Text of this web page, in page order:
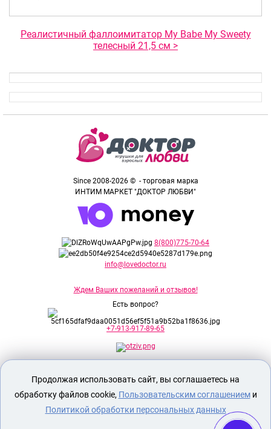
Реалистичный фаллоимитатор My Babe My Sweety
телесный 21,5 см >
Since 2008-2026 © - торговая марка
ИНТИМ МАРКЕТ "ДОКТОР ЛЮБВИ"
8(800)775-70-64
info@lovedoctor.ru
Ждем Ваших пожеланий и отзывов!
Есть вопрос?
+7-913-917-89-65
исключительно для лиц старше 18 лет!
Евразийского соответствия.
Продолжая использовать сайт, вы соглашаетесь на
обработку файлов cookie, Пользовательским соглашениеми
Политикой обработки персональных данных